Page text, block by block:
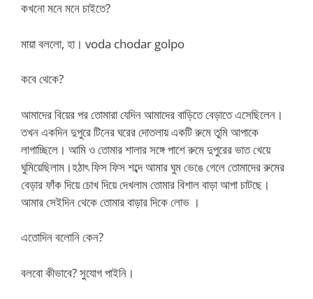
কখনো মনে মনে চাইতে?
মায়া বললো, হা। voda chodar golpo
কবে থেকে?
আমাদের বিয়ের পর তোমারা যেদিন আমাদের বাড়িতে বেড়াতে এসেছিলেন।
তখন একদিন দুপুরে টিনের ঘরের দোতলায় একটি রুমে তুমি আপাকে
লাগাচ্ছিলে। আমি ও তোমার শালার সঙ্গে পাশে রুমে দুপুরের ভাত খেয়ে
ঘুমিয়েছিলাম।হঠাৎ ফিস ফিস শব্দে আমার ঘুম ভেঙে গেলে তোমাদের রুমের
বেড়ার ফাঁক দিয়ে চোখ দিয়ে দেখলাম তোমার বিশাল বাড়া আপা চাটছে।
আমার সেইদিন থেকে তোমার বাড়ার দিকে লোভ ।
এতোদিন বলোনি কেন?
বলবো কীভাবে? সুযোগ পাইনি।